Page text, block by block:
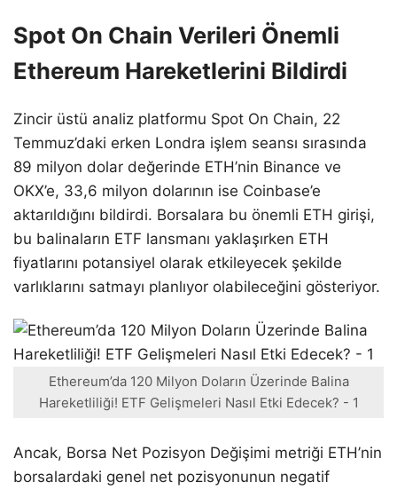
Spot On Chain Verileri Önemli
Ethereum Hareketlerini Bildirdi
Zincir üstü analiz platformu Spot On Chain, 22
Temmuz’daki erken Londra işlem seansı sırasında
89 milyon dolar değerinde ETH’nin Binance ve
OKX’e, 33,6 milyon dolarının ise Coinbase’e
aktarıldığını bildirdi. Borsalara bu önemli ETH girişi,
bu balinaların ETF lansmanı yaklaşırken ETH
fiyatlarını potansiyel olarak etkileyecek şekilde
varlıklarını satmayı planlıyor olabileceğini gösteriyor.
Ethereum’da 120 Milyon Doların Üzerinde Balina
Hareketliliği! ETF Gelişmeleri Nasıl Etki Edecek? - 1
Ancak, Borsa Net Pozisyon Değişimi metriği ETH’nin
borsalardaki genel net pozisyonunun negatif